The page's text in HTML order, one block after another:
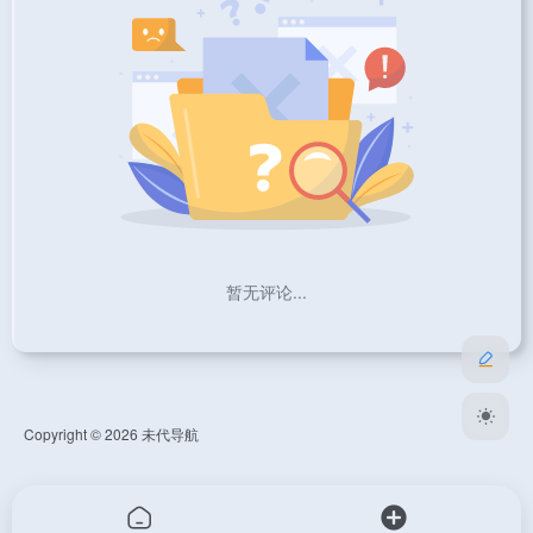
暂无评论...
Copyright © 2026 未代导航